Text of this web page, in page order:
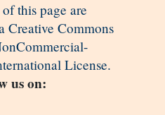
this page are
Creative Commons
License.
us on: